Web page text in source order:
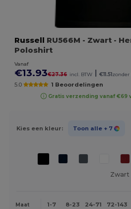
Russell RU566M - Zwart -
Poloshirt
Vanaf
€13.93€27.36 incl. BTW €11.51 zonder
5.0 1 Beoordelingen
Gratis verzending vanaf €69
Kies een kleur: Toon alle + 7
Zwart
Maat 1-7 8-23 24-71 72-143